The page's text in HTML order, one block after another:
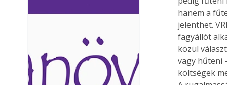
Ezermester
Laptapir kényelmes
mert: – t
hanem a
jelenthet.
fagyállót
közül
vagy hűteni
költségek